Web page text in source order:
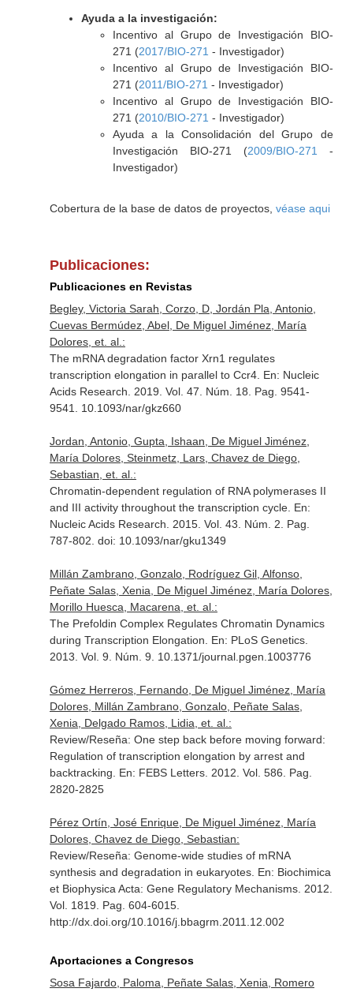
Ayuda a la investigación:
Incentivo al Grupo de Investigación BIO-
271 (2017/BIO-271 - Investigador)
Incentivo al Grupo de Investigación BIO-
271 (2011/BIO-271 - Investigador)
Incentivo al Grupo de Investigación BIO-
271 (2010/BIO-271 - Investigador)
Ayuda a la Consolidación del Grupo de
Investigación BIO-271 (2009/BIO-271
-
Investigador)
Cobertura de la base de datos de proyectos, véase aqui
Publicaciones:
Publicaciones en Revistas
Begley, Victoria Sarah, Corzo, D, Jordán Pla, Antonio,
Cuevas Bermúdez, Abel, De Miguel Jiménez, María
Dolores, et. al.:
The mRNA degradation factor Xrn1 regulates
transcription elongation in parallel to Ccr4. En: Nucleic
Acids Research . 2019. Vol. 47. Núm. 18. Pag. 9541-
9541. 10.1093/nar/gkz660
Jordan, Antonio, Gupta, Ishaan, De Miguel Jiménez,
María Dolores, Steinmetz, Lars, Chavez de Diego,
Sebastian, et. al.:
Chromatin-dependent regulation of RNA polymerases II
and III activity throughout the transcription cycle. En:
Nucleic Acids Research . 2015. Vol. 43. Núm. 2. Pag.
787-802. doi: 10.1093/nar/gku1349
Millán Zambrano, Gonzalo, Rodríguez Gil, Alfonso,
Peñate Salas, Xenia, De Miguel Jiménez, María Dolores,
Morillo Huesca, Macarena, et. al.:
The Prefoldin Complex Regulates Chromatin Dynamics
during Transcription Elongation. En: PLoS Genetics.
2013. Vol. 9. Núm. 9. 10.1371/journal.pgen.1003776
Gómez Herreros, Fernando, De Miguel Jiménez, María
Dolores, Millán Zambrano, Gonzalo, Peñate Salas,
Xenia, Delgado Ramos, Lidia, et. al.:
Review/Reseña: One step back before moving forward:
Regulation of transcription elongation by arrest and
backtracking. En: FEBS Letters. 2012. Vol. 586. Pag.
2820-2825
Pérez Ortín, José Enrique, De Miguel Jiménez, María
Dolores, Chavez de Diego, Sebastian:
Review/Reseña: Genome-wide studies of mRNA
synthesis and degradation in eukaryotes. En: Biochimica
et Biophysica Acta: Gene Regulatory Mechanisms. 2012.
Vol. 1819. Pag. 604-6015.
http://dx.doi.org/10.1016/j.bbagrm.2011.12.002
Aportaciones a Congresos
Sosa Fajardo, Paloma, Peñate Salas, Xenia, Romero